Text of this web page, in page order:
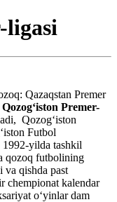
ligasi
Qazaqstan Premer
Qozogʻiston Premer-
Qozogʻiston
Futbol
1992-yilda tashkil
qozoq futbolining
va qishda past
chempionat kalendar
oʻyinlar dam